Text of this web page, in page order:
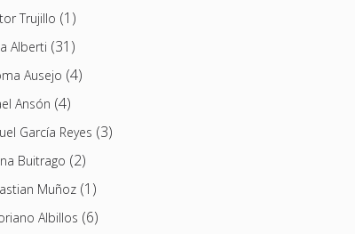
Trujillo (1)
Alberti (31)
Ausejo (4)
Ansón (4)
García Reyes (3)
Buitrago (2)
Muñoz(1)
Albillos (6)